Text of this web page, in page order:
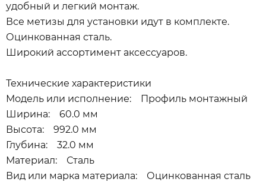
удобный и легкий монтаж.
Все метизы для установки идут в комплекте.
Оцинкованная сталь.
Широкий ассортимент аксессуаров.
Технические характеристики
Модель или исполнение: Профиль монтажный
Ширина: 60.0 мм
Высота: 992.0 мм
Глубина: 32.0 мм
Материал: Сталь
Вид или марка материала: Оцинкованная сталь